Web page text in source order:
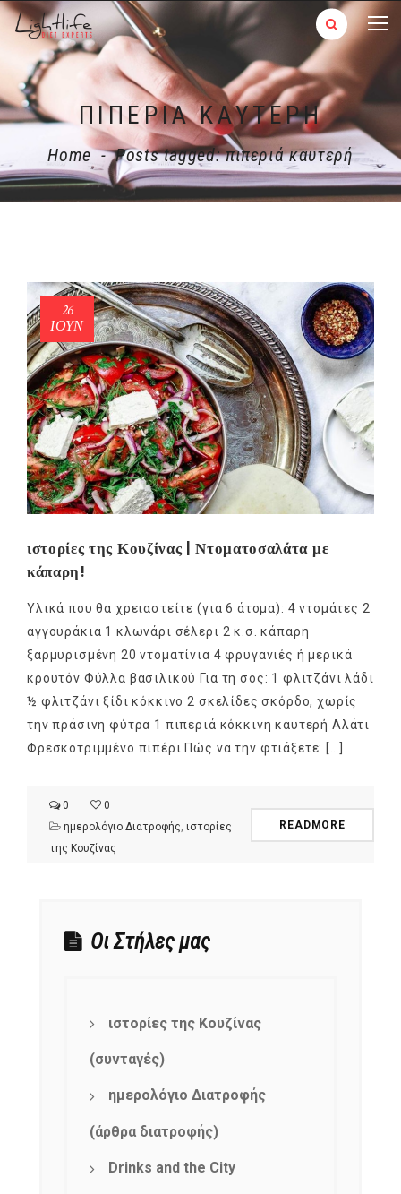
ΠΙΠΕΡΙΆ ΚΑΥΤΕΡΉ
Home - Posts tagged: πιπεριά καυτερή
26
ΙΟΎΝ
ιστορίες της Κουζίνας | Ντοματοσαλάτα με
κάπαρη!
Υλικά που θα χρειαστείτε (για 6 άτομα): 4 ντομάτες 2
αγγουράκια 1 κλωνάρι σέλερι 2 κ.σ. κάπαρη
ξαρμυρισμένη 20 ντοματίνια 4 φρυγανιές ή μερικά
κρουτόν Φύλλα βασιλικού Για τη σος: 1 φλιτζάνι λάδι
½ φλιτζάνι ξίδι κόκκινο 2 σκελίδες σκόρδο, χωρίς
την πράσινη φύτρα 1 πιπεριά κόκκινη καυτερή Αλάτι
Φρεσκοτριμμένο πιπέρι Πώς να την φτιάξετε: […]
0
0
ημερολόγιο Διατροφής ιστορίες
της Κουζίνας
READMORE
Οι Στήλες μας
ιστορίες της Κουζίνας
(συνταγές)
ημερολόγιο Διατροφής
(άρθρα διατροφής)
Drinks and the City